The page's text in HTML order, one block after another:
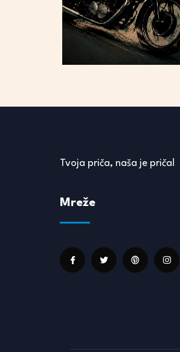
Tvoja priča, naša je priča!
Mreže